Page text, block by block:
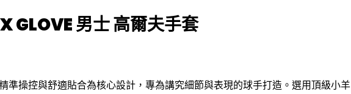
GLOVE 男士 高爾夫手套
準操控與舒適貼合為核心設計，專為講究細節與表現的球手打造。選用頂級小羊